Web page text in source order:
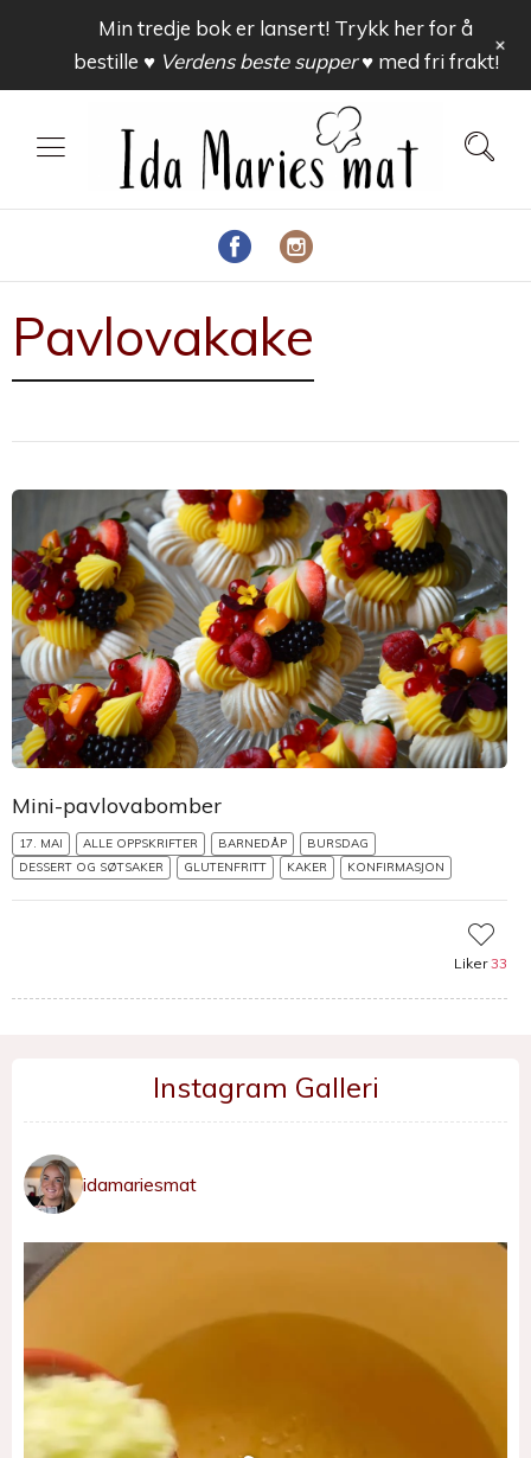
Pavlovakake
Mini-pavlovabomber
17. MAI ALLE OPPSKRIFTER BARNEDÅP
BURSDAG
DESSERT OG SØTSAKER
GLUTENFRITT KAKER KONFIRMASJON
Liker33
Instagram Galleri
idamariesmat
Min tredje bok er lansert! Trykk her for å
bestille ♥ Verdens beste supper ♥med fri frakt!
+